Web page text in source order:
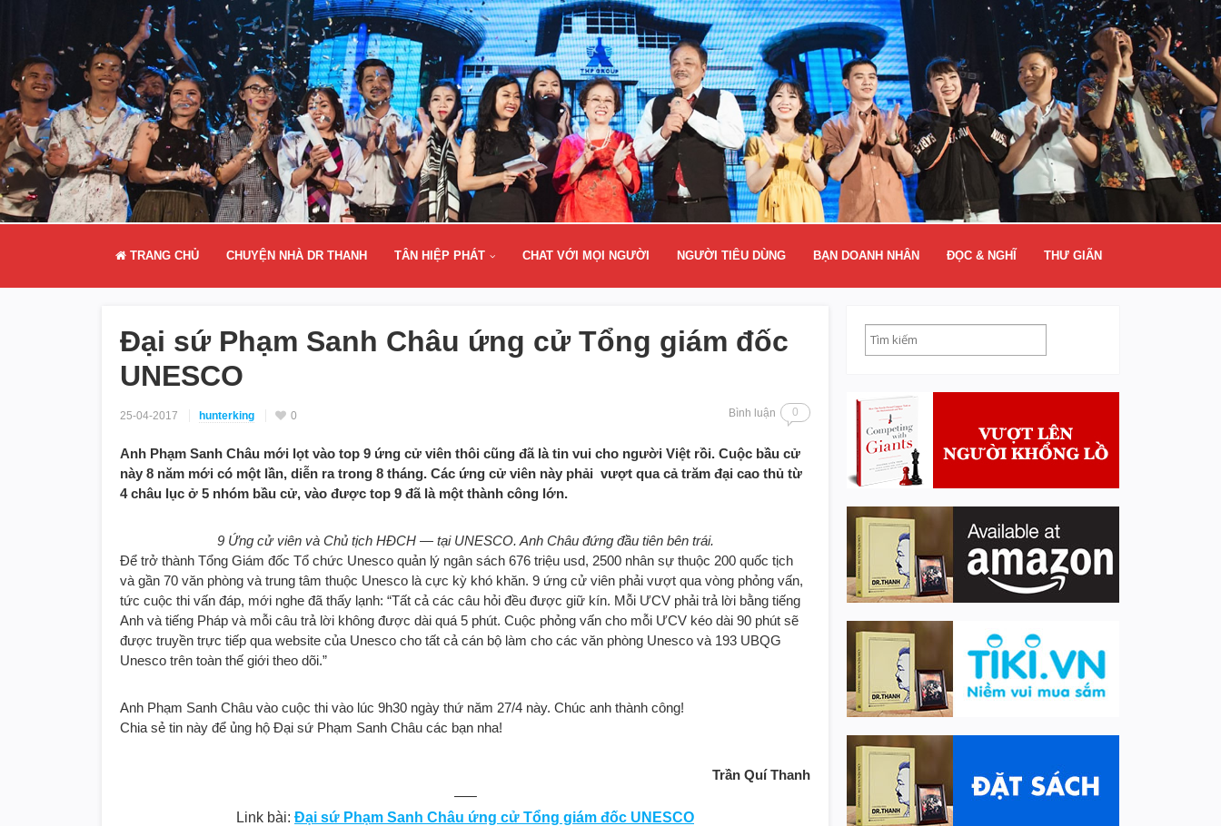
TRANG CHỦ CHUYỆN NHÀ DR THANH TÂN HIỆP PHÁT CHAT VỚI MỌI NGƯỜI NGƯỜI TIÊU DÙNG BẠN DOANH NHÂN ĐỌC & NGHĨ THƯ GIÃN
Đại sứ Phạm Sanh Châu ứng cử Tổng giám đốc
UNESCO
25-04-2017 hunterking 0 Bình luận 0
Anh Phạm Sanh Châu mới lọt vào top 9 ứng cử viên thôi cũng đã là tin vui cho người Việt rồi. Cuộc bầu cử
này 8 năm mới có một lần, diễn ra trong 8 tháng. Các ứng cử viên này phải vượt qua cả trăm đại cao thủ từ
4 châu lục ở 5 nhóm bầu cử, vào được top 9 đã là một thành công lớn.
9 Ứng cử viên và Chủ tịch HĐCH — tại UNESCO. Anh Châu đứng đầu tiên bên trái.
Để trở thành Tổng Giám đốc Tổ chức Unesco quản lý ngân sách 676 triệu usd, 2500 nhân sự thuộc 200 quốc tịch
và gần 70 văn phòng và trung tâm thuộc Unesco là cực kỳ khó khăn. 9 ứng cử viên phải vượt qua vòng phỏng vấn,
tức cuộc thi vấn đáp, mới nghe đã thấy lạnh: “Tất cả các câu hỏi đều được giữ kín. Mỗi ƯCV phải trả lời bằng tiếng
Anh và tiếng Pháp và mỗi câu trả lời không được dài quá 5 phút. Cuộc phỏng vấn cho mỗi ƯCV kéo dài 90 phút sẽ
được truyền trực tiếp qua website của Unesco cho tất cả cán bộ làm cho các văn phòng Unesco và 193 UBQG
Unesco trên toàn thế giới theo dõi.”
Anh Phạm Sanh Châu vào cuộc thi vào lúc 9h30 ngày thứ năm 27/4 này. Chúc anh thành công!
Chia sẻ tin này để ủng hộ Đại sứ Phạm Sanh Châu các bạn nha!
Trần Quí Thanh
—–
Link bài: Đại sứ Phạm Sanh Châu ứng cử Tổng giám đốc UNESCO